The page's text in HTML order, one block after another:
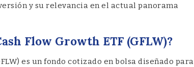
y su relevancia en el actual panorama
Flow Growth ETF (GFLW)?
es un fondo cotizado en bolsa diseñado para